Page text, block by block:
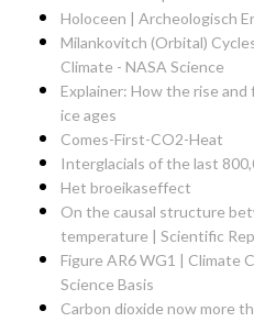
Holoceen | Archeologisch
Milankovitch (Orbital)
Climate - NASA Science
Explainer: How the rise
ice ages
Comes-First-CO2-Heat
Interglacials of the last
Het broeikaseffect
On the causal structure
temperature | Scientific
Figure AR6 WG1 | Climate
Science Basis
Carbon dioxide now more